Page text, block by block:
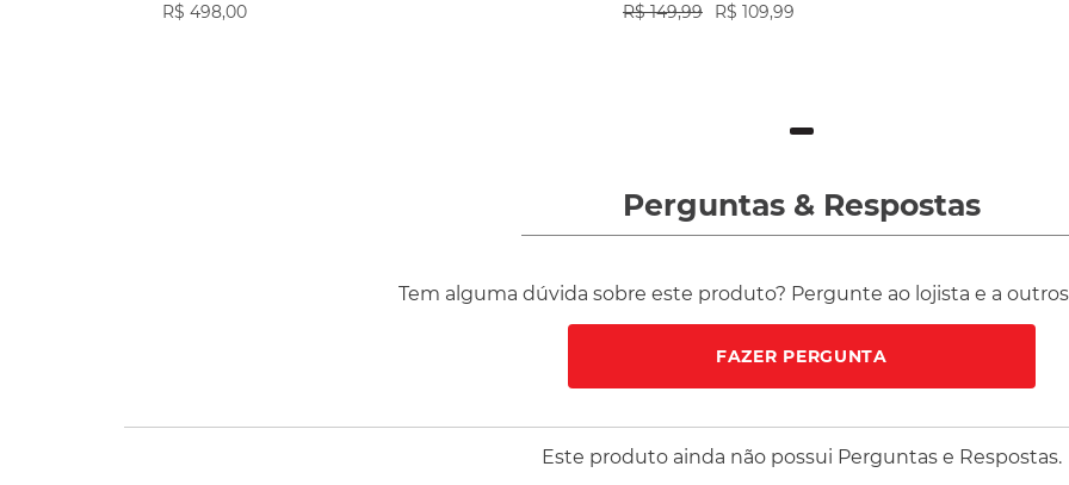
R$ 498,00
R$ 149,99 R$ 109,99
Perguntas & Respostas
Tem alguma dúvida sobre este produto? Pergunte ao lojista e a
FAZER PERGUNTA
Este produto ainda não possui Perguntas e Respostas.